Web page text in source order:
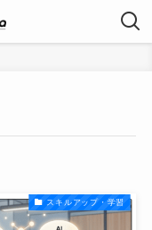
スキルアップ・学習